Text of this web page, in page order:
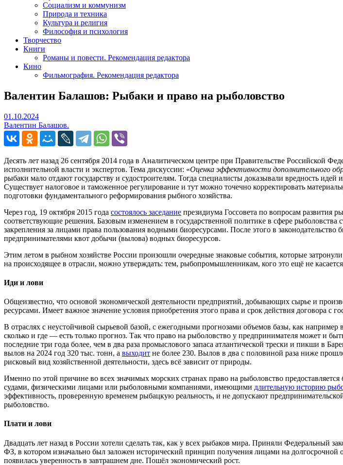
Социализм и коммунизм
Природа и техника
Культура и религия
Философия и психология
Творчество
Книги
Романы и повести. Рекомендация редактора
Кино
Фильмография. Рекомендация редактора
Валентин Балашов: Рыбаки и право на рыболовство
01.10.202401.10.2024
Валентин Балашов.
Десять лет назад 26 сентября 2014 года в Аналитическом центре при Правительстве Российской
исполнительной власти и экспертов. Тема дискуссии: «Оценка эффективности дополнительного
рыбаки мало отдают государству и судостроителям. Тогда специалисты доказывали вредность
Существует налоговое и таможенное регулирование и тут можно точечно корректировать
подготовки фундаментального реформирования рыбного хозяйства.
Через год, 19 октября 2015 года состоялось заседание президиума Госсовета по вопросам развития
соответствующие решения. Базовым изменением в государственной политике в сфере рыболовства
закрепления за лицами права пользования водными биоресурсами. После этого в
предпринимателями квот добычи (вылова) водных биоресурсов.
Этим летом в рыбном хозяйстве России произошли очередные знаковые события, которые
на происходящее в отрасли, можно утверждать: тем, рыбопромышленникам, кого это ещё не
Иди и лови
Общеизвестно, что основой экономической деятельности предприятий, добывающих сырье и
ресурсами. Имеет важное значение условия приобретения этого права и срок действия договора с
В отраслях с неустойчивой сырьевой базой, с ежегодными прогнозами объемов базы, как
сколько и где — есть только прогноз. Так что право на рыболовство у предпринимателя может и
последние три года более, чем в два раза промыслового запаса атлантической трески и пикши в
вылов на 2024 год 320 тыс. тонн, а выходит не более 230. Вылов в два с половиной раза ниже
рисковый вид хозяйственной деятельности, здесь всё зависит от природы.
Именно по этой причине во всех значимых морских странах право на рыболовство предоставляется
судами, физическими лицами или рыболовными компаниями, имеющими длительную историю
эффективность, проверенную временем рыбацкую реальность, и не допускают
рыболовство.
Плати и лови
Двадцать лет назад в России хотели сделать так, как у всех рыбаков мира. Приняли Федеральный
ФЗ, в котором изначально был заложен исторический принцип получения лицами на долгосрочной
появилась уверенность в завтрашнем дне. Пошёл экономический рост.